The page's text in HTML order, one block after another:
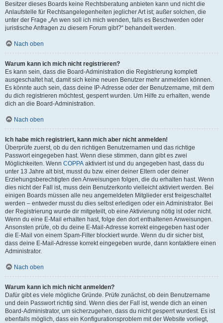
Besitzer dieses Boards keine Rechtsberatung anbieten kann und nicht die
Anlaufstelle für Rechtsangelegenheiten jeglicher Art ist; außer solchen, die
unter der Frage „An wen soll ich mich wenden, falls es Beschwerden oder
juristische Anfragen zu diesem Forum gibt?“ behandelt werden.
Nach oben
Warum kann ich mich nicht registrieren?
Es kann sein, dass die Board-Administration die Registrierung komplett
ausgeschaltet hat, damit sich keine neuen Benutzer mehr anmelden können.
Es könnte auch sein, dass deine IP-Adresse oder der Benutzername, mit dem
du dich registrieren möchtest, gesperrt wurden. Um Hilfe zu erhalten, wende
dich an die Board-Administration.
Nach oben
Ich habe mich registriert, kann mich aber nicht anmelden!
Überprüfe zuerst, ob du den richtigen Benutzernamen und das richtige
Passwort eingegeben hast. Wenn diese stimmen, dann gibt es zwei
Möglichkeiten. Wenn COPPA aktiviert ist und du angegeben hast, dass du
unter 13 Jahre alt bist, musst du bzw. einer deiner Eltern oder deiner
Erziehungsberechtigten den Anweisungen folgen, die du erhalten hast. Wenn
dies nicht der Fall ist, muss dein Benutzerkonto vielleicht aktiviert werden. Bei
einigen Boards müssen alle neu angemeldeten Mitglieder erst freigeschaltet
werden – entweder musst du dies selbst erledigen oder ein Administrator. Bei
der Registrierung wurde dir mitgeteilt, ob eine Aktivierung nötig ist oder nicht.
Wenn du eine E-Mail erhalten hast, folge den dort enthaltenen Anweisungen.
Ansonsten prüfe, ob du deine E-Mail-Adresse korrekt eingegeben hast oder
die E-Mail von einem Spam-Filter blockiert wurde. Wenn du dir sicher bist,
dass deine E-Mail-Adresse korrekt eingegeben wurde, dann kontaktiere einen
Administrator.
Nach oben
Warum kann ich mich nicht anmelden?
Dafür gibt es viele mögliche Gründe. Prüfe zunächst, ob dein Benutzername
und dein Passwort richtig sind. Wenn dies der Fall ist, wende dich an einen
Board-Administrator, um sicherzugehen, dass du nicht gesperrt wurdest. Es ist
ebenfalls möglich, dass ein Konfigurationsproblem mit der Website vorliegt,